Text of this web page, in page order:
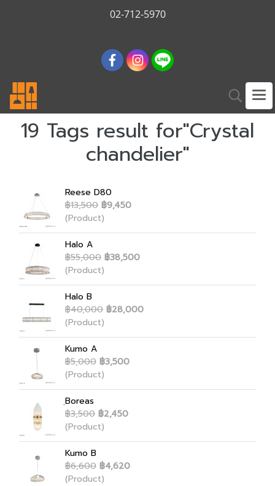
02-712-5970
19 Tags result for"Crystal
chandelier"
Reese D80
฿13,500 ฿9,450
(Product)
Halo A
฿55,000 ฿38,500
(Product)
Halo B
฿40,000 ฿28,000
(Product)
Kumo A
฿5,000 ฿3,500
(Product)
ฺBoreas
฿3,500 ฿2,450
(Product)
Kumo B
฿6,600 ฿4,620
(Product)